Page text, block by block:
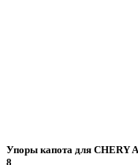
Упоры капота для CHERY
8